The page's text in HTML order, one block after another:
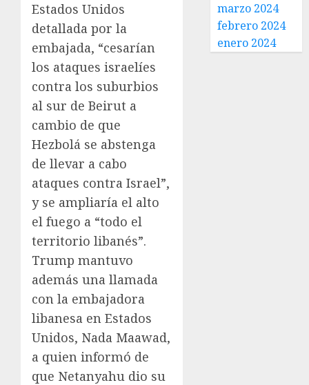
Estados Unidos
detallada por la
embajada, “cesarían
los ataques israelíes
contra los suburbios
al sur de Beirut a
cambio de que
Hezbolá se abstenga
de llevar a cabo
ataques contra Israel”,
y se ampliaría el alto
el fuego a “todo el
territorio libanés”.
Trump mantuvo
además una llamada
con la embajadora
libanesa en Estados
Unidos, Nada Maawad,
a quien informó de
que Netanyahu dio su
marzo 2024
febrero 2024
enero 2024